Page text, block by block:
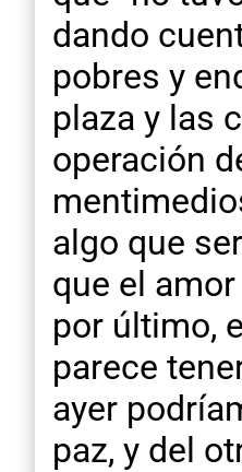
dando
pobres y
plaza y las
operación
algo que
que el
por último,
parece
ayer
paz, y del